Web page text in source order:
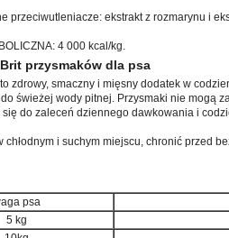
przeciwutleniacze: ekstrakt z rozmarynu i
4 000 kcal/kg.
przysmaków dla psa
zdrowy, smaczny i mięsny dodatek w
do świeżej wody pitnej. Przysmaki nie mogą
do zaleceń dziennego dawkowania i
chłodnym i suchym miejscu, chronić przed
psa
5 kg